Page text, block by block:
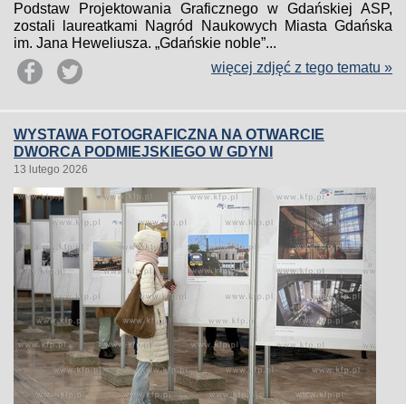
Podstaw Projektowania Graficznego w Gdańskiej ASP,
zostali laureatkami Nagród Naukowych Miasta Gdańska
im. Jana Heweliusza. „Gdańskie noble”...
więcej zdjęć z tego tematu »
WYSTAWA FOTOGRAFICZNA NA OTWARCIE
DWORCA PODMIEJSKIEGO W GDYNI
13 lutego 2026